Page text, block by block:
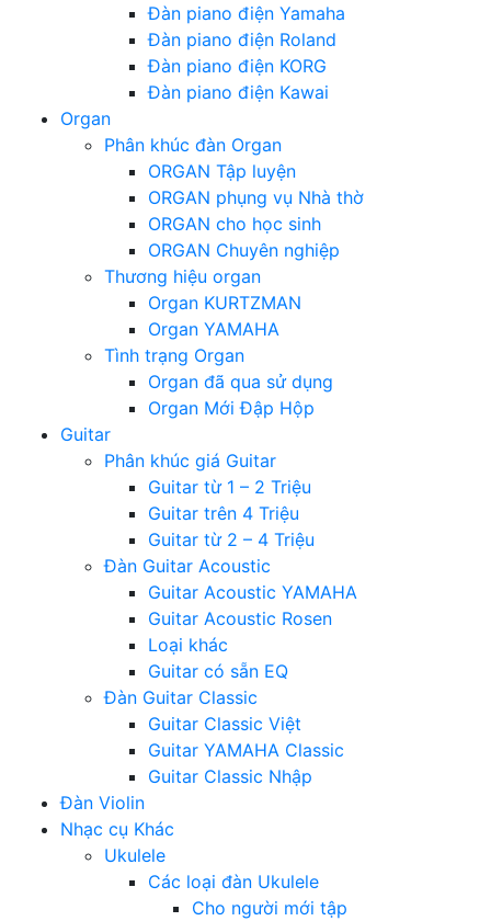
Đàn piano điện Yamaha
Đàn piano điện Roland
Đàn piano điện KORG
Đàn piano điện Kawai
Organ
Phân khúc đàn Organ
ORGAN Tập luyện
ORGAN phụng vụ Nhà thờ
ORGAN cho học sinh
ORGAN Chuyên nghiệp
Thương hiệu organ
Organ KURTZMAN
Organ YAMAHA
Tình trạng Organ
Organ đã qua sử dụng
Organ Mới Đập Hộp
Guitar
Phân khúc giá Guitar
Guitar từ 1 – 2 Triệu
Guitar trên 4 Triệu
Guitar từ 2 – 4 Triệu
Đàn Guitar Acoustic
Guitar Acoustic YAMAHA
Guitar Acoustic Rosen
Loại khác
Guitar có sẵn EQ
Đàn Guitar Classic
Guitar Classic Việt
Guitar YAMAHA Classic
Guitar Classic Nhập
Đàn Violin
Nhạc cụ Khác
Ukulele
Các loại đàn Ukulele
Cho người mới tập